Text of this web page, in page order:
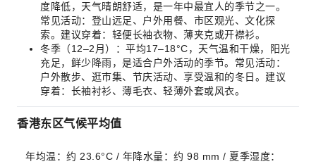
度降低，天气晴朗舒适，是一年中最宜人的季节之一。
常见活动：登山远足、户外用餐、市区观光、文化探
索。建议穿着：轻便长袖衣物、薄夹克或开襟衫。
冬季（12–2月）：平均17–18°C，天气温和干燥，阳光
充足，鲜少降雨，是适合户外活动的季节。常见活动：
户外散步、逛市集、节庆活动、享受温和的冬日。建议
穿着：长袖衬衫、薄毛衣、轻薄外套或风衣。
香港东区气候平均值
年均温：约 23.6°C / 年降水量：约 98 mm / 夏季湿度：